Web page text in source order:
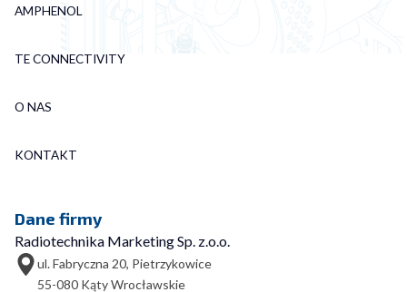
AMPHENOL
TE CONNECTIVITY
O NAS
KONTAKT
Dane firmy
Radiotechnika Marketing Sp. z.o.o.
ul. Fabryczna 20, Pietrzykowice
55-080 Kąty Wrocławskie